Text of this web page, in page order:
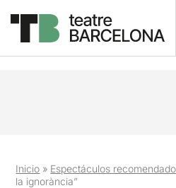
Inicio » Espectáculos
la ignorància”